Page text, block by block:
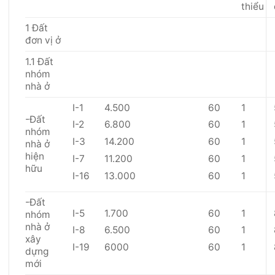
thiểu
1 Đất
đơn vị ở
1.1 Đất
nhóm
nhà ở
-Đất
nhóm
nhà ở
hiện
hữu
I-1
I-2
I-3
I-7
I-16
4.500
6.800
14.200
11.200
13.000
60
60
60
60
60
1
1
1
1
1
-Đất
nhóm
nhà ở
xây
dựng
mới
I-5
I-8
I-19
1.700
6.500
6000
60
60
60
1
1
1